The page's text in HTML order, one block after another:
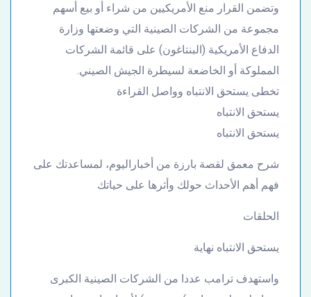
وتضمن القرار منع الأمريكيين من شراء أو بيع أسهم
مجموعة من الشركات الصينية التي وضعتها وزارة
الدفاع الأمريكية (البنتاغون) على قائمة الشركات
المملوكة أو الخاضعة لسيطرة الجيش الصيني.
تخطى يستحق الانتباه وواصل القراءة
يستحق الانتباه
يستحق الانتباه
شرح معمق لقصة بارزة من أخباراليوم، لمساعدتك على
فهم أهم الأحداث حولك وأثرها على حياتك
الحلقات
يستحق الانتباه نهاية
واستهدف ترامب عددا من الشركات الصينية الكبرى